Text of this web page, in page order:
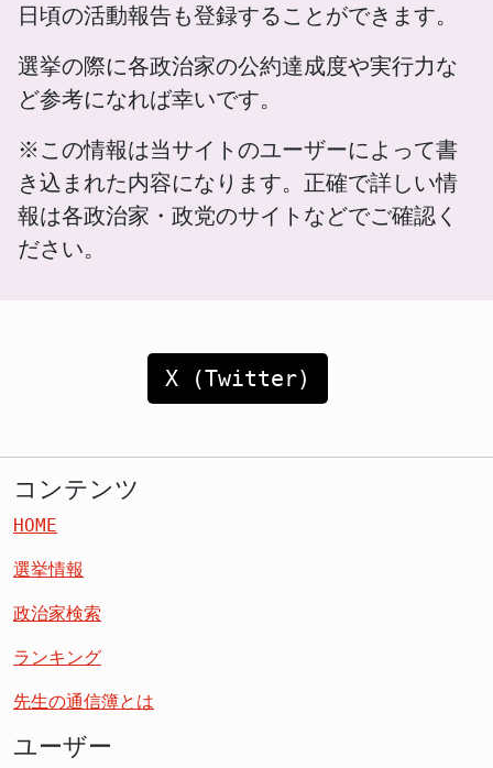
日頃の活動報告も登録することができます。
選挙の際に各政治家の公約達成度や実行力な
ど参考になれば幸いです。
※この情報は当サイトのユーザーによって書
き込まれた内容になります。正確で詳しい情
報は各政治家・政党のサイトなどでご確認く
ださい。
X (Twitter)
コンテンツ
HOME
選挙情報
政治家検索
ランキング
先生の通信簿とは
ユーザー